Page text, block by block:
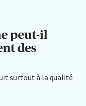
peut-il
des
surtout à la qualité